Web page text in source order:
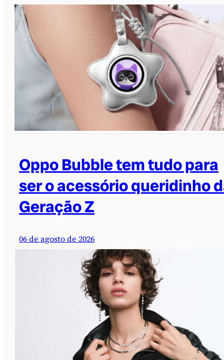
Oppo Bubble tem tudo para
ser o acessório queridinho
Geração Z
06 de agosto de 2026